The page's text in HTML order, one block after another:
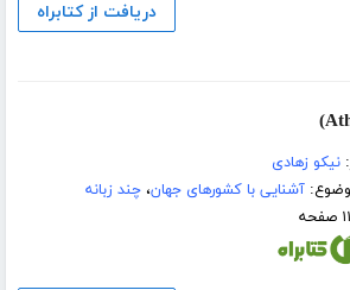
دریافت از کتابراه
نیکو زهادی
آشنایی با کشورهای جهان،چند زبانه